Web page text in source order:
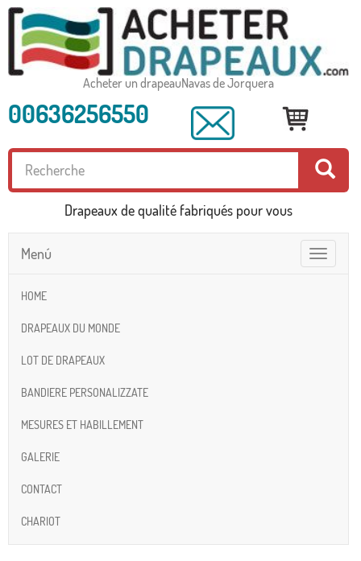
Acheter un drapeauNavas de Jorquera
00636256550
Drapeaux de qualité fabriqués pour vous
Toggle
navigation
Menú
HOME
DRAPEAUX DU MONDE
LOT DE DRAPEAUX
BANDIERE PERSONALIZZATE
MESURES ET HABILLEMENT
GALERIE
CONTACT
CHARIOT